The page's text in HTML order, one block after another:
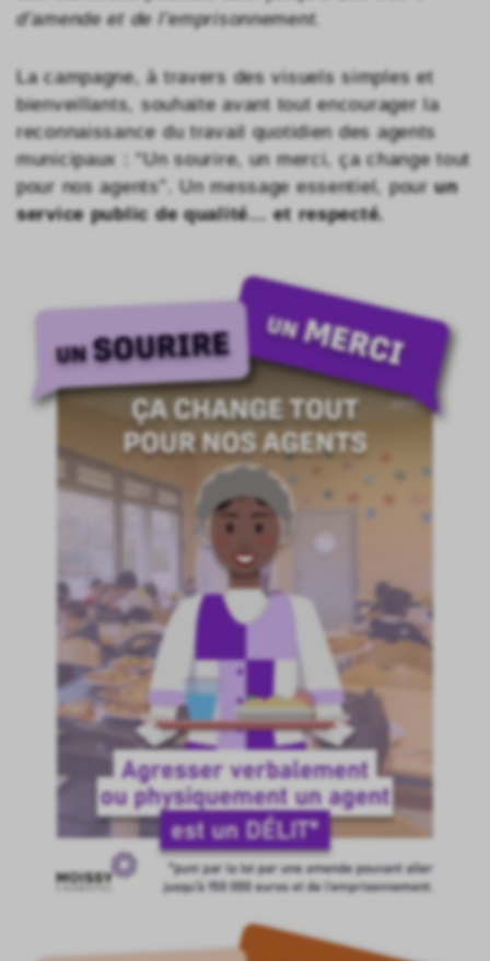
d’amende et de l’emprisonnement.
La campagne, à travers des visuels simples et
bienveillants, souhaite avant tout encourager la
reconnaissance du travail quotidien des agents
municipaux : “Un sourire, un merci, ça change tout
pour nos agents”. Un message essentiel, pourun
service public de qualité… et respecté.